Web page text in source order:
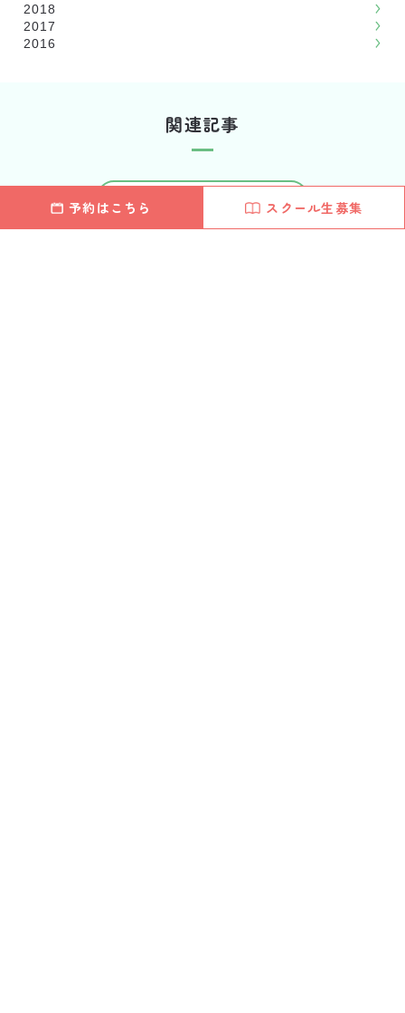
予約はこちら スクール生募集
2018
2017
2016
関連記事
トピックスの一覧を見る